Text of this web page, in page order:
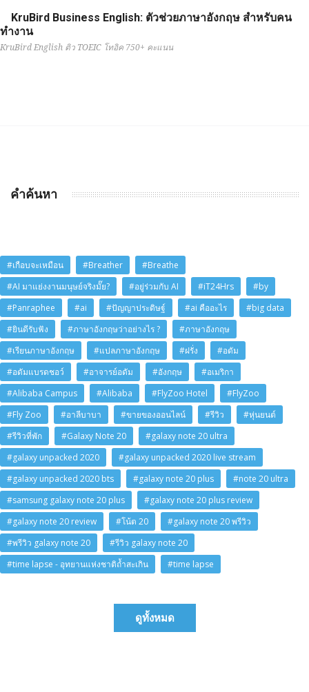
KruBird Business English: ตัวช่วยภาษาอังกฤษ สำหรับคน
ทำงาน
KruBird English ติว TOEIC โทอิค 750+ คะแนน
คำค้นหา
#เกือบจะเหมือน #Breather
#Breathe
#AI มาแย่งงานมนุษย์จริงมั๊ย?
#อยู่ร่วมกับ AI #iT24Hrs
#by
#Panraphee
#ai #ปัญญาประดิษฐ์ #ai คืออะไร
#big data
#ยินดีรับฟัง
#ภาษาอังกฤษว่าอย่างไร ?
#ภาษาอังกฤษ
#เรียนภาษาอังกฤษ
#แปลภาษาอังกฤษ #ฝรั่ง
#อดัม
#อดัมแบรดชอว์
#อาจารย์อดัม #อังกฤษ
#อเมริกา
#Alibaba Campus
#Alibaba #FlyZoo Hotel
#FlyZoo
#Fly Zoo
#อาลีบาบา #ขายของออนไลน์ #รีวิว
#หุ่นยนต์
#รีวิวที่พัก
#Galaxy Note 20
#galaxy note 20 ultra
#galaxy unpacked 2020
#galaxy unpacked 2020 live stream
#galaxy unpacked 2020 bts
#galaxy note 20 plus
#note 20 ultra
#samsung galaxy note 20 plus
#galaxy note 20 plus review
#galaxy note 20 review
#โน้ต 20
#galaxy note 20 พรีวิว
#พรีวิว galaxy note 20
#รีวิว galaxy note 20
#time lapse - อุทยานแห่งชาติถ้ำสะเกิน
#time lapse
ดูทั้งหมด